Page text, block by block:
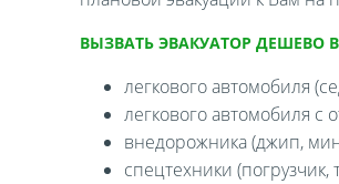
ВЫЗВАТЬ ЭВАКУАТОР ДЕШЕВО
легкового автомобиля
легкового автомобиля с
внедорожника (джип,
спецтехники (погрузчик,